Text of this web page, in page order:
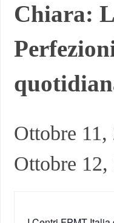
Chiara:
Ottobre 11,
Ottobre